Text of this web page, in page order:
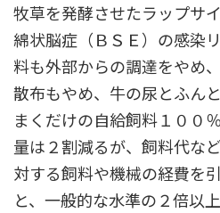
牧草を発酵させたラップサ
綿状脳症（ＢＳＥ）の感染
料も外部からの調達をやめ
散布もやめ、牛の尿とふん
まくだけの自給飼料１００
量は２割減るが、飼料代な
対する飼料や機械の経費を
と、一般的な水準の２倍以上